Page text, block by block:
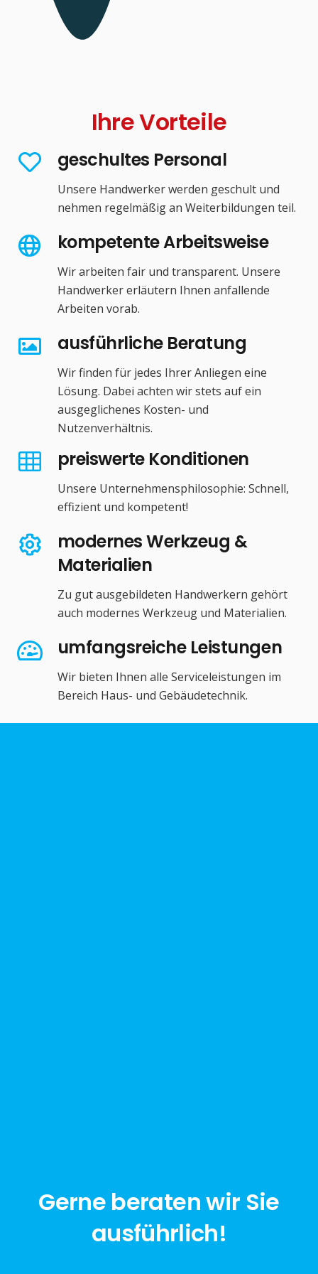
Ihre Vorteile
geschultes Personal
Unsere Handwerker werden geschult und
nehmen regelmäßig an Weiterbildungen teil.
kompetente Arbeitsweise
Wir arbeiten fair und transparent. Unsere
Handwerker erläutern Ihnen anfallende
Arbeiten vorab.
ausführliche Beratung
Wir finden für jedes Ihrer Anliegen eine
Lösung. Dabei achten wir stets auf ein
ausgeglichenes Kosten- und
Nutzenverhältnis.
preiswerte Konditionen
Unsere Unternehmensphilosophie: Schnell,
effizient und kompetent!
modernes Werkzeug &
Materialien
Zu gut ausgebildeten Handwerkern gehört
auch modernes Werkzeug und Materialien.
umfangsreiche Leistungen
Wir bieten Ihnen alle Serviceleistungen im
Bereich Haus- und Gebäudetechnik.
Gerne beraten wir Sie
ausführlich!